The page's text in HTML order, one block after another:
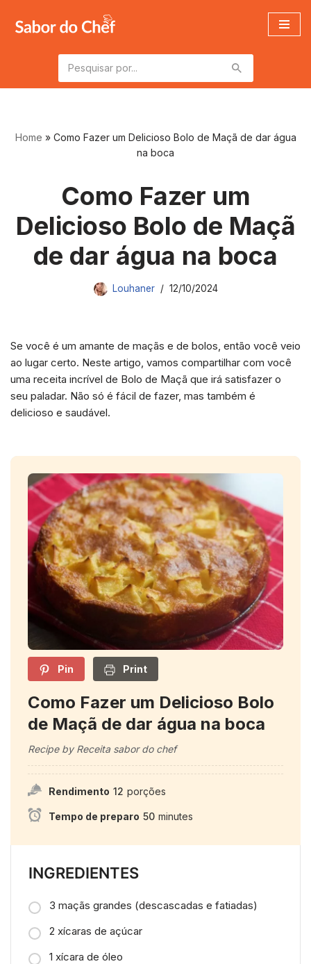
Pular
conteúdo
Home » Como Fazer um Delicioso Bolo de Maçã de dar água
na boca
Como Fazer um
Delicioso Bolo de Maçã
de dar água na boca
Louhaner 12/10/2024
Se você é um amante de maçãs e de bolos, então você veio
ao lugar certo. Neste artigo, vamos compartilhar com você
uma receita incrível de Bolo de Maçã que irá satisfazer o
seu paladar. Não só é fácil de fazer, mas também é
delicioso e saudável.
Pin Print
Como Fazer um Delicioso Bolo
de Maçã de dar água na boca
Recipe by Receita sabor do chef
Rendimento 12 porções
Tempo de preparo 50 minutes
INGREDIENTES
3 maçãs grandes (descascadas e fatiadas)
2 xícaras de açúcar
1 xícara de óleo